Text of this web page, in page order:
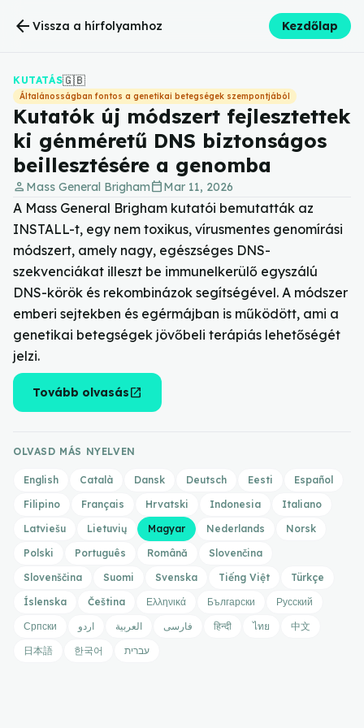
arrow_back Vissza a hírfolyamhoz Kezdőlap
KUTATÁS🇬🇧
Általánosságban fontos a genetikai betegségek szempontjából
Kutatók új módszert fejlesztettek
ki génméretű DNS biztonságos
beillesztésére a genomba
person Mass General Brighamcalendar_todayMar 11, 2026
A Mass General Brigham kutatói bemutatták az
INSTALL-t, egy nem toxikus, vírusmentes genomírási
módszert, amely nagy, egészséges DNS-
szekvenciákat illeszt be immunelkerülő egyszálú
DNS-körök és rekombinázok segítségével. A módszer
emberi sejtekben és egérmájban is működött, ami a
genetikai betegségek jövőbeli terápiás lehetőségét
jelzi.
Tovább olvasásopen_in_new
OLVASD MÁS NYELVEN
English Català Dansk Deutsch Eesti
Español
Filipino
Français Hrvatski Indonesia
Italiano
Latviešu
Lietuvių Magyar Nederlands
Norsk
Polski
Português Română
Slovenčina
Slovenščina
Suomi Svenska Tiếng Việt
Türkçe
Íslenska
Čeština Ελληνικά Български
Русский
Српски
اردو العربية فارسی हिन्दी ไทย
中文
日本語
한국어 עברית